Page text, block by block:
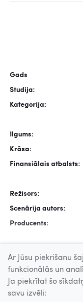
Gads
Studija:
Kategorija:
Ilgums:
Krāsa:
Finansiālais atbalsts:
Režisors:
Scenārija autors:
Producents:
Ar Jūsu piekrišanu
funkcionālās un
Ja piekrītat šo
savu izvēli: